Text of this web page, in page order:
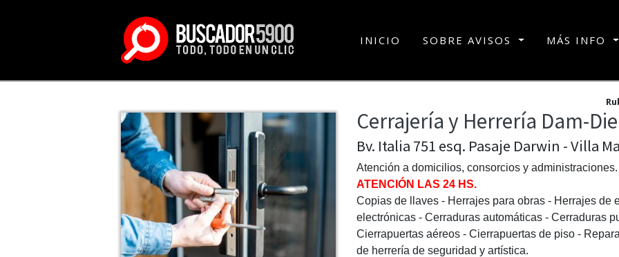
INICIO (current)
SOBRE AVISOS MÁS INFO
Cerrajería y Herrería Dam-Die
Bv. Italia 751 esq. Pasaje Darwin - Villa
Atención a domicilios, consorcios y administraciones.
ATENCIÓN LAS 24 HS.
Copias de llaves - Herrajes para obras - Herrajes de
electrónicas - Cerraduras automáticas - Cerraduras
Cierrapuertas aéreos - Cierrapuertas de piso -
de herrería de seguridad y artística.